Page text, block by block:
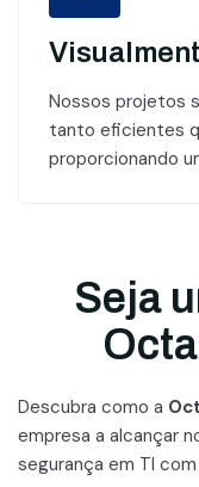
Nossos projetos
tanto eficientes
proporcionando
Seja
Descubra como a
empresa a alcançar
segurança em TI